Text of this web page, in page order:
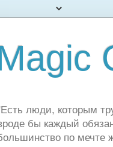
люди, которым
бы каждый
по мечте